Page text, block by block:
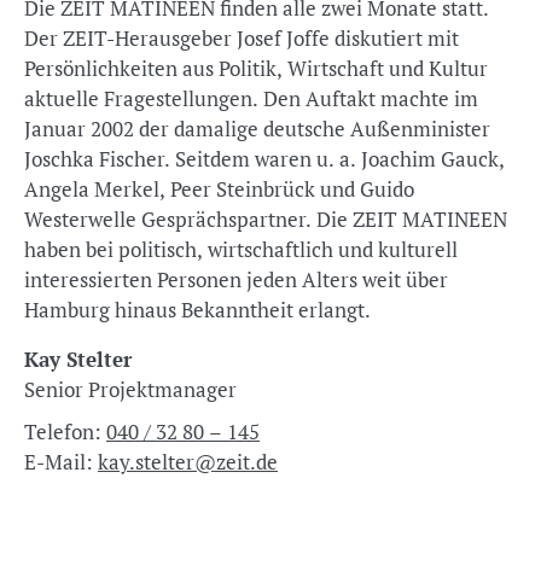
Die ZEIT MATINEEN finden alle zwei Monate statt.
Der ZEIT-Herausgeber Josef Joffe diskutiert mit
Persönlichkeiten aus Politik, Wirtschaft und Kultur
aktuelle Fragestellungen. Den Auftakt machte im
Januar 2002 der damalige deutsche Außenminister
Joschka Fischer. Seitdem waren u. a. Joachim Gauck,
Angela Merkel, Peer Steinbrück und Guido
Westerwelle Gesprächspartner. Die ZEIT MATINEEN
haben bei politisch, wirtschaftlich und kulturell
interessierten Personen jeden Alters weit über
Hamburg hinaus Bekanntheit erlangt.
Kay Stelter
Senior Projektmanager
Telefon: 040 / 32 80 – 145
E-Mail: kay.stelter@zeit.de